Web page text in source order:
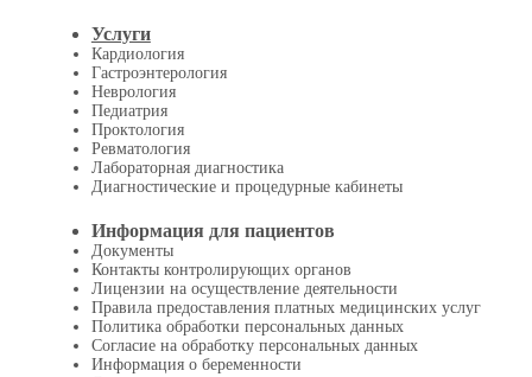
Услуги
Кардиология
Гастроэнтерология
Неврология
Педиатрия
Проктология
Ревматология
Лабораторная диагностика
Диагностические и процедурные кабинеты
Информация для пациентов
Документы
Контакты контролирующих органов
Лицензии на осуществление деятельности
Правила предоставления платных медицинских услуг
Политика обработки персональных данных
Согласие на обработку персональных данных
Информация о беременности